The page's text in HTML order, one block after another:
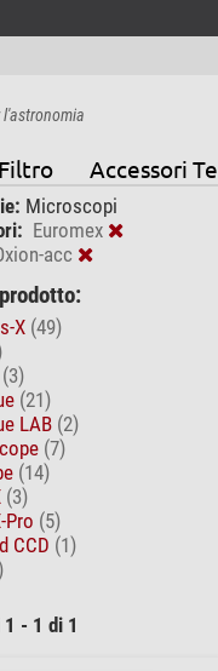
l'astronomia
Filtro Accessori
Microscopi
Euromex
acc
X (49)
(3)
(21)
LAB (2)
(7)
(14)
(3)
Pro (5)
CCD (1)
- 1 di 1